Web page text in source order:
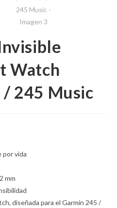
Watch
245 Music
por vida
mm
diseñada para el Garmin 245 /